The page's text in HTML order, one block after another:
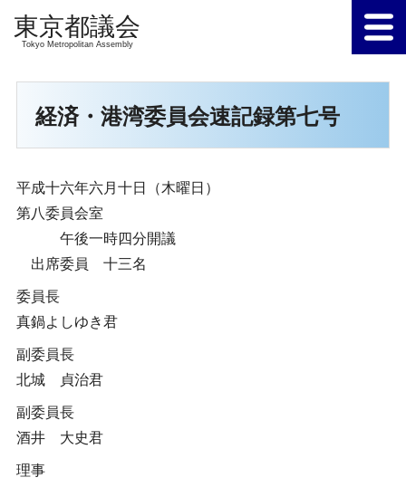
Tokyo Metropolitan Assembly
経済・港湾委員会速記録第七号
平成十六年六月十日（木曜日）
第八委員会室
午後一時四分開議
出席委員 十三名
委員長
真鍋よしゆき君
副委員長
北城 貞治君
副委員長
酒井 大史君
理事